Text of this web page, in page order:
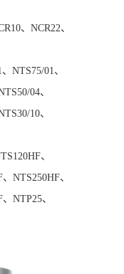
、NCR22、
NTS75/01、
04、
10、
、
NTS250HF、
NTP25、